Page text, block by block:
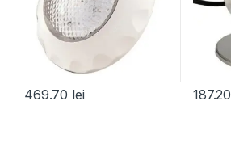
469.70 lei 187.20